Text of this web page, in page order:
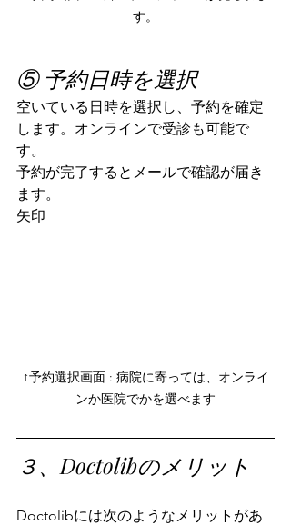
す。
⑤ 予約日時を選択
空いている日時を選択し、予約を確定
します。オンラインで受診も可能で
す。
予約が完了するとメールで確認が届き
ます。
矢印
↑予約選択画面 : 病院に寄っては、オンライ
ンか医院でかを選べます
３、Doctolibのメリット
Doctolibには次のようなメリットがあ